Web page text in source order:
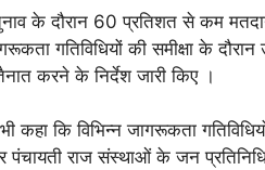
के दौरान 60 प्रतिशत से कम
गतिविधियों की समीक्षा के
करने के निर्देश जारी किए ।
कहा कि विभिन्न जागरूकता
राज संस्थाओं के जन